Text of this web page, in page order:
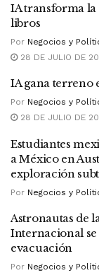
IA transforma
libros
Por Negocios y
28 DE JULIO DE
IA gana terreno
Por Negocios y
28 DE JULIO DE
Estudiantes
a México en
exploración
Por Negocios y
Astronautas de
Internacional
evacuación
Por Negocios y